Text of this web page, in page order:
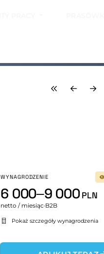
WYNAGRODZENIE
6 000–9 000 PLN
netto / miesiąc·B2B
Pokaż szczegóły wynagrodzenia